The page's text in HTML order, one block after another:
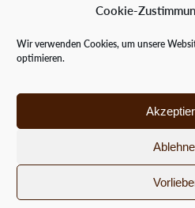
Cookie-
Wir verwenden Cookies, um unsere
optimieren.
Mein Konto
Kasse
Warenkorb